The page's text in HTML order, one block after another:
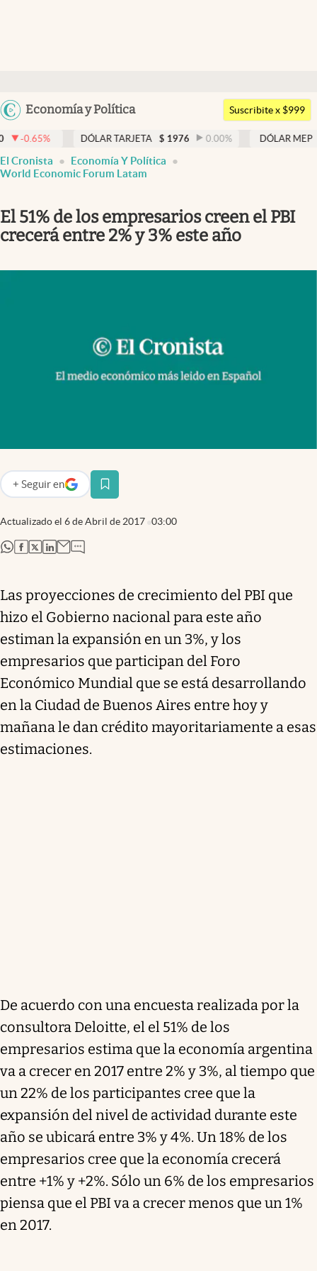
Argentina
Uruguay
Economía y Política
Members
Economía y Política
Finanzas y Mercados
Negocios
Columnistas
Otras secciones
Mediakit
Argentina
Suscribite x $999
DÓLAR TARJETA $ 1976 0.00 % DÓLAR MEP 1521,52
El Cronista
Economía Y Política
World Economic Forum Latam
El 51% de los empresarios creen el PBI
crecerá entre 2% y 3% este año
Actualizado el 6 de Abril de 2017 03:00
+ Seguir en
abre en nueva pestaña
abre en nueva pestaña
abre en nueva pestaña
abre en nueva pestaña
abre en nueva pestaña
Las proyecciones de crecimiento del PBI que
hizo el Gobierno nacional para este año
estiman la expansión en un 3%, y los
empresarios que participan del Foro
Económico Mundial que se está desarrollando
en la Ciudad de Buenos Aires entre hoy y
mañana le dan crédito mayoritariamente a esas
estimaciones.
De acuerdo con una encuesta realizada por la
consultora Deloitte, el el 51% de los
empresarios estima que la economía argentina
va a crecer en 2017 entre 2% y 3%, al tiempo que
un 22% de los participantes cree que la
expansión del nivel de actividad durante este
año se ubicará entre 3% y 4%. Un 18% de los
empresarios cree que la economía crecerá
entre +1% y +2%. Sólo un 6% de los empresarios
piensa que el PBI va a crecer menos que un 1%
en 2017.